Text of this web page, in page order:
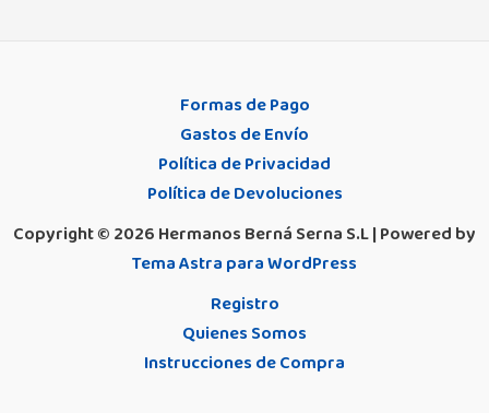
Formas de Pago
Gastos de Envío
Política de Privacidad
Política de Devoluciones
Copyright © 2026 Hermanos Berná Serna S.L | Powered by
Tema Astra para WordPress
Registro
Quienes Somos
Instrucciones de Compra